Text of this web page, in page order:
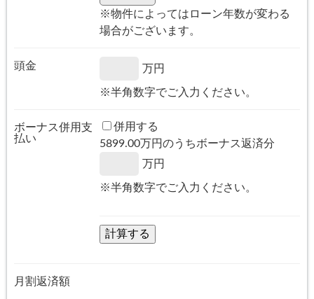
※物件によってはローン年数が変わる
場合がございます。
頭金 万円
※半角数字でご入力ください。
ボーナス併用支
払い
併用する
5899.00万円のうちボーナス返済分
万円
※半角数字でご入力ください。
月割返済額